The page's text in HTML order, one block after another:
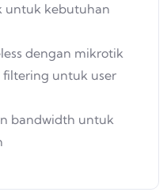
untuk kebutuhan
dengan mikrotik
filtering untuk user
bandwidth untuk